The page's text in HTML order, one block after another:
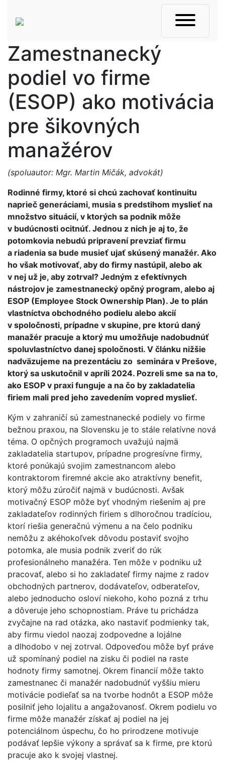
Zamestnanecký
podiel vo firme
(ESOP) ako motivácia
pre šikovných
manažérov
(spoluautor: Mgr. Martin Mičák, advokát)
Rodinné firmy, ktoré si chcú zachovať kontinuitu
naprieč generáciami, musia s predstihom myslieť na
množstvo situácií, v ktorých sa podnik môže
v budúcnosti ocitnúť. Jednou z nich je aj to, že
potomkovia nebudú pripravení prevziať firmu
a riadenia sa bude musieť ujať skúsený manažér. Ako
ho však motivovať, aby do firmy nastúpil, alebo ak
v nej už je, aby zotrval? Jedným z efektívnych
nástrojov je zamestnanecký opčný program, alebo aj
ESOP (Employee Stock Ownership Plan). Je to plán
vlastníctva obchodného podielu alebo akcií
v spoločnosti, prípadne v skupine, pre ktorú daný
manažér pracuje a ktorý mu umožňuje nadobudnúť
spoluvlastníctvo danej spoločnosti. V článku nižšie
nadväzujeme na prezentáciu zo seminára v Prešove,
ktorý sa uskutočnil v apríli 2024. Pozreli sme sa na to,
ako ESOP v praxi funguje a na čo by zakladatelia
firiem mali pred jeho zavedením vopred myslieť.
Kým v zahraničí sú zamestnanecké podiely vo firme
bežnou praxou, na Slovensku je to stále relatívne nová
téma. O opčných programoch uvažujú najmä
zakladatelia startupov, prípadne progresívne firmy,
ktoré ponúkajú svojim zamestnancom alebo
kontraktorom firemné akcie ako atraktívny benefit,
ktorý môžu zúročiť najmä v budúcnosti. Avšak
motivačný ESOP môže byť vhodným riešením aj pre
zakladateľov rodinných firiem s dlhoročnou tradíciou,
ktorí riešia generačnú výmenu a na čelo podniku
nemôžu z akéhokoľvek dôvodu postaviť svojho
potomka, ale musia podnik zveriť do rúk
profesionálneho manažéra. Ten môže v podniku už
pracovať, alebo si ho zakladateľ firmy najme z radov
obchodných partnerov, dodávateľov, odberateľov,
alebo jednoducho osloví niekoho, koho pozná z trhu
a dôveruje jeho schopnostiam. Práve tu prichádza
zvyčajne na rad otázka, ako nastaviť podmienky tak,
aby firmu viedol naozaj zodpovedne a lojálne
a dlhodobo v nej zotrval. Odpoveďou môže byť práve
už spomínaný podiel na zisku či podiel na raste
hodnoty firmy samotnej. Okrem financií môže takto
zamestnanec či manažér nadobudnúť vyššiu mieru
motivácie podieľať sa na tvorbe hodnôt a ESOP môže
posilniť jeho lojalitu a angažovanosť. Okrem podielu vo
firme môže manažér získať aj podiel na jej
potenciálnom úspechu, čo ho prirodzene motivuje
podávať lepšie výkony a správať sa k firme, pre ktorú
pracuje ako k svojej vlastnej.